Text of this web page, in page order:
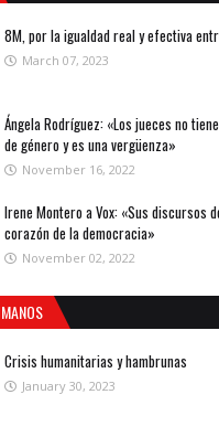
8M, por la igualdad real y efectiva
March 07, 2023
Ángela Rodríguez: «Los jueces no
de género y es una vergüenza»
November 16, 2022
Irene Montero a Vox: «Sus discursos
corazón de la democracia»
November 02, 2022
Crisis humanitarias y hambrunas
January 30, 2023